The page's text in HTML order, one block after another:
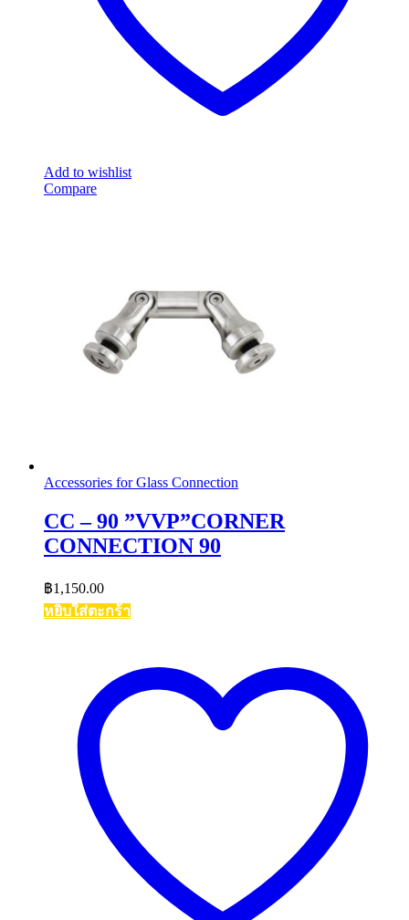
Add to wishlist
Compare
Accessories for Glass Connection
CC – 90 ”VVP”CORNER
CONNECTION 90
฿1,150.00
หยิบใส่ตะกร้า